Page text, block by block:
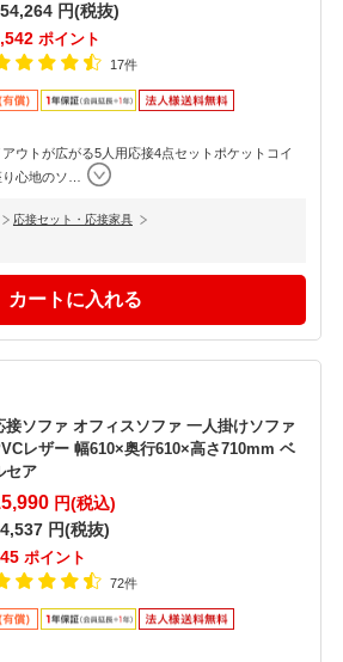
円(税抜)
ポイント
17件
ウトが広がる5人用応接4点セットポケットコイ
心地のソ
応接セット・応接家具
接ソファ オフィスソファ 一人掛けソファ
レザー 幅610×奥行610×高さ710mm ベ
セア
円(税込)
円(税抜)
ポイント
72件